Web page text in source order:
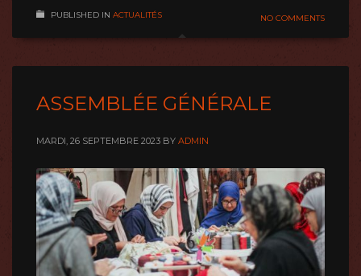
PUBLISHED IN ACTUALITÉS NO COMMENTS
ASSEMBLÉE GÉNÉRALE
MARDI, 26 SEPTEMBRE 2023 BY ADMIN